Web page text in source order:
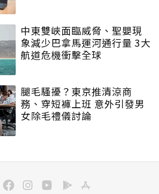
中東雙峽面臨威脅、聖嬰現
象減少巴拿馬運河通行量 3大
航道危機衝擊全球
腿毛騷擾？東京推清涼商
務、穿短褲上班 意外引發男
女除毛禮儀討論